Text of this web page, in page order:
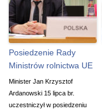
Posiedzenie Rady
Ministrów rolnictwa UE
Minister Jan Krzysztof
Ardanowski 15 lipca br.
uczestniczył w posiedzeniu